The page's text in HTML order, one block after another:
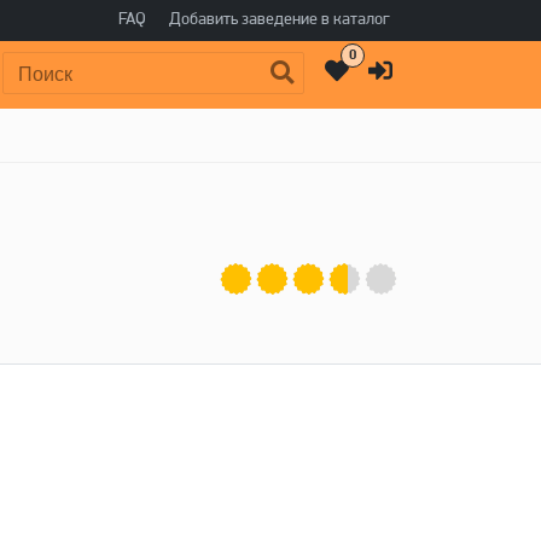
FAQ Добавить заведение в каталог
Поиск: 0